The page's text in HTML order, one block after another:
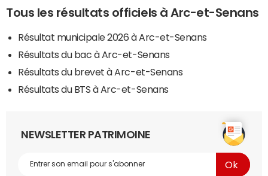
Tous les résultats officiels à Arc-et-Senans
Résultat municipale 2026 à Arc-et-Senans
Résultats du bac à Arc-et-Senans
Résultats du brevet à Arc-et-Senans
Résultats du BTS à Arc-et-Senans
NEWSLETTER PATRIMOINE